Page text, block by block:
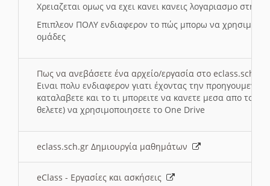
Χρειαζεται ομως να εχει κανει κανεις λογαριασμο στη
Επιπλεον ΠΟΛΥ ενδιαφερον το πώς μπορω να
ομάδες
Πως να ανεβάσετε ένα αρχείο/εργασία στο eclass.sch.gr
Ειναι πολυ ενδιαφερον γιατι έχοντας την
καταλαβετε και το τι μπορειτε να κανετε μεσα απο το
θελετε) να χρησιμοποιησετε το One Drive
eclass.sch.gr Δημιουργία μαθημάτων
eClass - Εργασίες και ασκήσεις